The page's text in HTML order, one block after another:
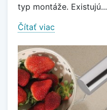
typ montáže. Existujú...
Čítať viac